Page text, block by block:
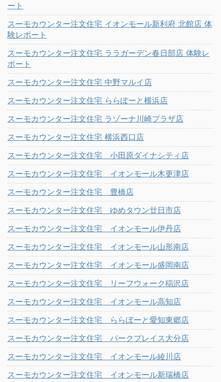
ート
スーモカウンター注文住宅 イオンモール新利府 北館店 体
験レポート
スーモカウンター注文住宅 ララガーデン春日部店 体験レ
ポート
スーモカウンター注文住宅 中野マルイ店
スーモカウンター注文住宅 ららぽーと横浜店
スーモカウンター注文住宅 ラゾーナ川崎プラザ店
スーモカウンター注文住宅 横浜西口店
スーモカウンター注文住宅 小田原ダイナシティ店
スーモカウンター注文住宅 イオンモール木更津店
スーモカウンター注文住宅 豊橋店
スーモカウンター注文住宅 ゆめタウン廿日市店
スーモカウンター注文住宅 イオンモール伊丹店
スーモカウンター注文住宅 イオンモール山形南店
スーモカウンター注文住宅 イオンモール盛岡南店
スーモカウンター注文住宅 リーフウォーク稲沢店
スーモカウンター注文住宅 イオンモール高知店
スーモカウンター注文住宅 ららぽーと愛知東郷店
スーモカウンター注文住宅 パークプレイス大分店
スーモカウンター注文住宅 イオンモール綾川店
スーモカウンター注文住宅 イオンモール新瑞橋店